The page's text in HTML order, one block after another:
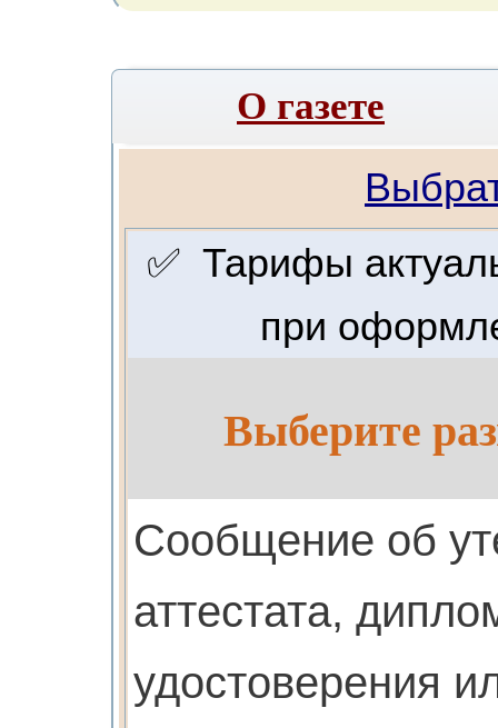
О газете
✅ Тарифы
при
Выберите
Cообщение об
аттестата,
удостоверения